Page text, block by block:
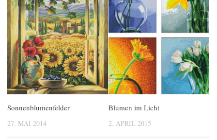
Sonnenblumenfelder
27. MAI 2014
Blumen im Licht
2. APRIL 2015